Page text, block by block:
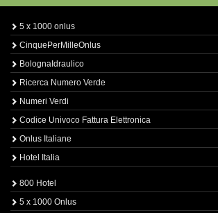
5 x 1000 onlus
CinquePerMilleOnlus
BolognaIdraulico
Ricerca Numero Verde
Numeri Verdi
Codice Univoco Fattura Elettronica
Onlus Italiane
Hotel Italia
800 Hotel
5 x 1000 Onlus